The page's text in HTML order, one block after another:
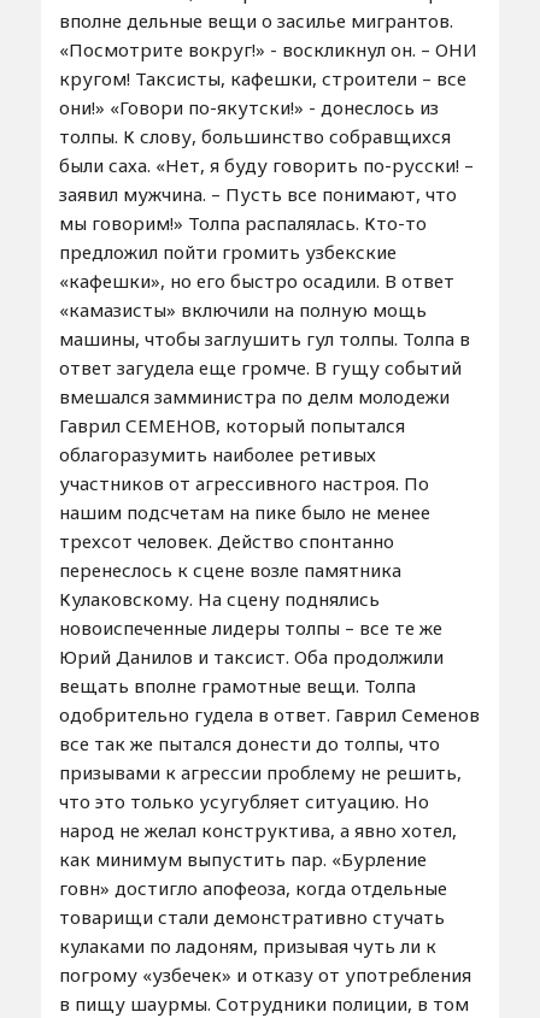
вполне дельные вещи о засилье мигрантов.
«Посмотрите вокруг!» - воскликнул он. – ОНИ
кругом! Таксисты, кафешки, строители – все
они!» «Говори по-якутски!» - донеслось из
толпы. К слову, большинство собравщихся
были саха. «Нет, я буду говорить по-русски! –
заявил мужчина. – Пусть все понимают, что
мы говорим!» Толпа распалялась. Кто-то
предложил пойти громить узбекские
«кафешки», но его быстро осадили. В ответ
«камазисты» включили на полную мощь
машины, чтобы заглушить гул толпы. Толпа в
ответ загудела еще громче. В гущу событий
вмешался замминистра по делм молодежи
Гаврил СЕМЕНОВ, который попытался
облагоразумить наиболее ретивых
участников от агрессивного настроя. По
нашим подсчетам на пике было не менее
трехсот человек. Действо спонтанно
перенеслось к сцене возле памятника
Кулаковскому. На сцену поднялись
новоиспеченные лидеры толпы – все те же
Юрий Данилов и таксист. Оба продолжили
вещать вполне грамотные вещи. Толпа
одобрительно гудела в ответ. Гаврил Семенов
все так же пытался донести до толпы, что
призывами к агрессии проблему не решить,
что это только усугубляет ситуацию. Но
народ не желал конструктива, а явно хотел,
как минимум выпустить пар. «Бурление
говн» достигло апофеоза, когда отдельные
товарищи стали демонстративно стучать
кулаками по ладоням, призывая чуть ли к
погрому «узбечек» и отказу от употребления
в пищу шаурмы. Сотрудники полиции, в том